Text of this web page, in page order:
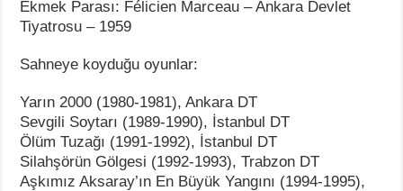
Ekmek Parası: Félicien Marceau – Ankara Devlet
Tiyatrosu – 1959
Sahneye koyduğu oyunlar:
Yarın 2000 (1980-1981), Ankara DT
Sevgili Soytarı (1989-1990), İstanbul DT
Ölüm Tuzağı (1991-1992), İstanbul DT
Silahşörün Gölgesi (1992-1993), Trabzon DT
Aşkımız Aksaray’ın En Büyük Yangını (1994-1995),